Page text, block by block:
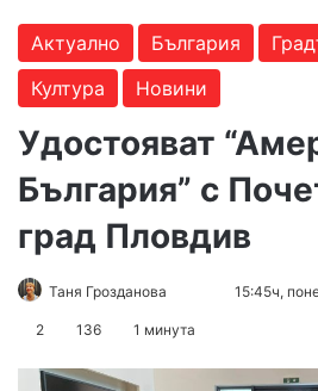
Актуално България
Култура
Новини
Удостояват
България” с
град Пловдив
Таня Грозданова 15:45ч,
2 136 1 минута